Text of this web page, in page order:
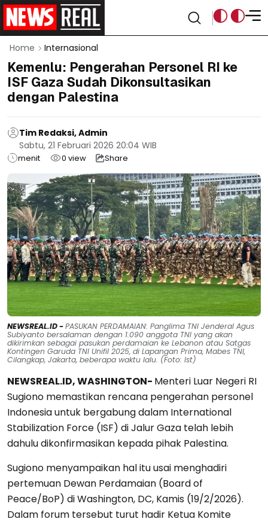
Home Internasional
Kemenlu: Pengerahan Personel RI ke
ISF Gaza Sudah Dikonsultasikan
dengan Palestina
Tim Redaksi, Admin
Sabtu, 21 Februari 2026 20:04 WIB
menit 0 view Share
NEWSREAL.ID -PASUKAN PERDAMAIAN: Panglima TNI Jenderal Agus
Subiyanto bersalaman dengan 1.090 anggota TNI yang akan
dikirimkan sebagai pasukan perdamaian ke Lebanon atau Satgas
Kontingen Garuda TNI Unifil 2025, di Lapangan Prima, Mabes TNI,
Cilangkap, Jakarta, beberapa waktu lalu. (Foto: Ist)
NEWSREAL.ID, WASHINGTON- Menteri Luar Negeri RI
Sugiono memastikan rencana pengerahan personel
Indonesia untuk bergabung dalam International
Stabilization Force (ISF) di Jalur Gaza telah lebih
dahulu dikonfirmasikan kepada pihak Palestina.
Sugiono menyampaikan hal itu usai menghadiri
pertemuan Dewan Perdamaian (Board of
Peace/BoP) di Washington, DC, Kamis (19/2/2026).
Dalam forum tersebut turut hadir Ketua Komite